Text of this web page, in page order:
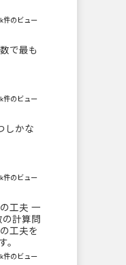
件のビュー
で最も
件のビュー
しかな
件のビュー
工夫 一
計算問
工夫を
。
件のビュー